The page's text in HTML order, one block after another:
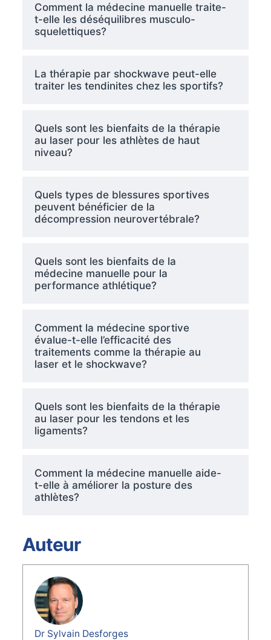
Comment la médecine manuelle traite-
t-elle les déséquilibres musculo-
squelettiques?
La thérapie par shockwave peut-elle
traiter les tendinites chez les sportifs?
Quels sont les bienfaits de la thérapie
au laser pour les athlètes de haut
niveau?
Quels types de blessures sportives
peuvent bénéficier de la
décompression neurovertébrale?
Quels sont les bienfaits de la
médecine manuelle pour la
performance athlétique?
Comment la médecine sportive
évalue-t-elle l’efficacité des
traitements comme la thérapie au
laser et le shockwave?
Quels sont les bienfaits de la thérapie
au laser pour les tendons et les
ligaments?
Comment la médecine manuelle aide-
t-elle à améliorer la posture des
athlètes?
Auteur
Dr Sylvain Desforges